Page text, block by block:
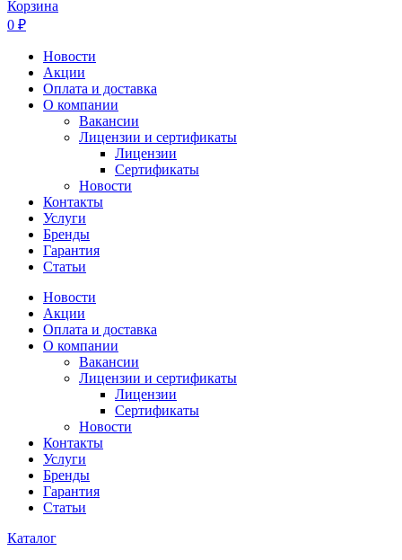
Корзина
0 ₽
Новости
Акции
Оплата и доставка
О компании
Вакансии
Лицензии и сертификаты
Лицензии
Сертификаты
Новости
Контакты
Услуги
Бренды
Гарантия
Статьи
Новости
Акции
Оплата и доставка
О компании
Вакансии
Лицензии и сертификаты
Лицензии
Сертификаты
Новости
Контакты
Услуги
Бренды
Гарантия
Статьи
Каталог